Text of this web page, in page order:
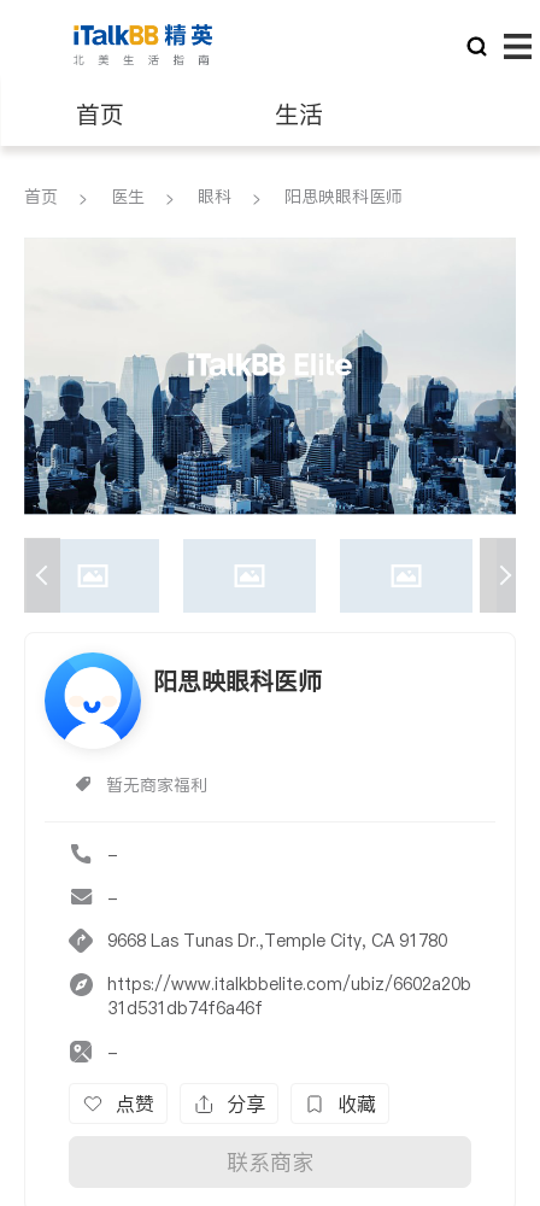
首页 生活
医生 律师
养老 非盈利组织
首页 医生 眼科 阳思映眼科医师
阳思映眼科医师
暂无商家福利
-
-
9668 Las Tunas Dr.,Temple City, CA 91780
https://www.italkbbelite.com/ubiz/6602a20b
31d531db74f6a46f
-
点赞 分享 收藏
联系商家